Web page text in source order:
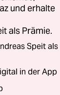
und erhalte
als Prämie.
Speit als
in der App